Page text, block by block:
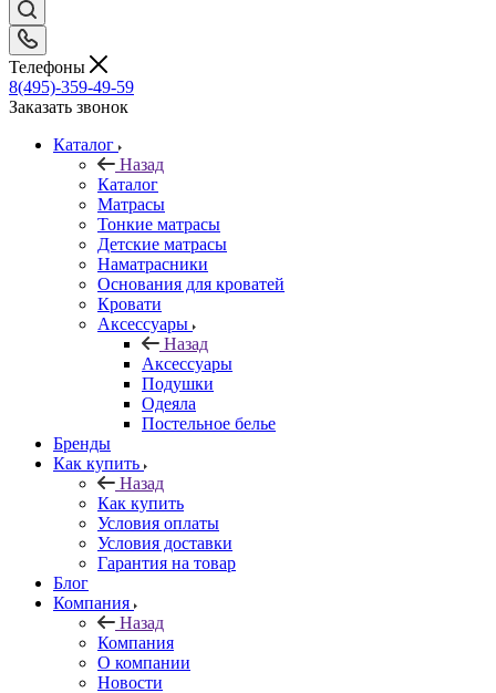
Телефоны
8(495)-359-49-59
Заказать звонок
Каталог
Назад
Каталог
Матрасы
Тонкие матрасы
Детские матрасы
Наматрасники
Основания для кроватей
Кровати
Аксессуары
Назад
Аксессуары
Подушки
Одеяла
Постельное белье
Бренды
Как купить
Назад
Как купить
Условия оплаты
Условия доставки
Гарантия на товар
Блог
Компания
Назад
Компания
О компании
Новости